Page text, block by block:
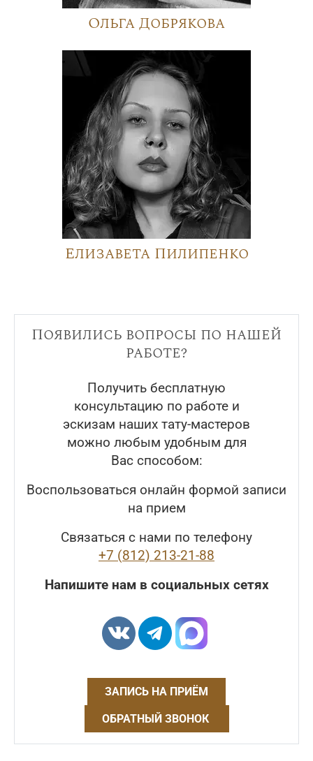
Ольга Добрякова
Елизавета Пилипенко
Появились вопросы по нашей
работе?
Получить бесплатную
консультацию по работе и
эскизам наших тату-мастеров
можно любым удобным для
Вас способом:
Воспользоваться онлайн формой записи
на прием
Связаться с нами по телефону
+7 (812) 213-21-88
Напишите нам в социальных сетях
ЗАПИСЬ НА ПРИЁМ
ОБРАТНЫЙ ЗВОНОК